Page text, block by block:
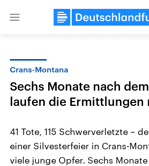
Close
Crans-Montana
Sechs Monate nach
laufen die Ermittlungen
41 Tote, 115 Schwerverletzte –
einer Silvesterfeier in Crans-
viele junge Opfer. Sechs